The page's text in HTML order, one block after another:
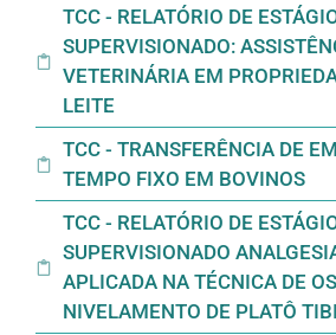
TCC - RELATÓRIO DE
SUPERVISIONADO:
VETERINÁRIA EM
LEITE
TCC - TRANSFERÊNCIA DE
TEMPO FIXO EM BOVINOS
TCC - RELATÓRIO DE
SUPERVISIONADO
APLICADA NA TÉCNICA DE
NIVELAMENTO DE PLATÔ